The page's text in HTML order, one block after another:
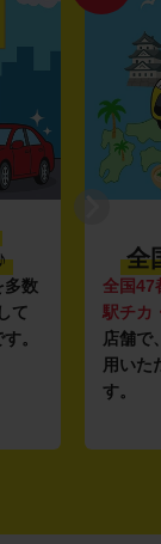
多数
て
。
全
全国47
駅チカ
店舗で
用いた
す。